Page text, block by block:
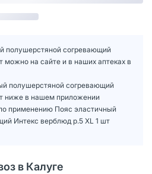
полушерстяной согревающий
можно на сайте и в наших аптеках в
полушерстяной согревающий
ниже в нашем приложении
применению Пояс эластичный
Интекс верблюд р.5 XL 1 шт
в Калуге